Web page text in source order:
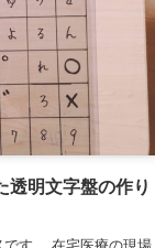
透明文字盤の作り